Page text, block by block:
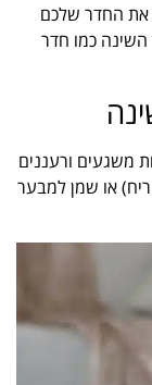
את החדר שלכם
השינה כמו חדר
משגעים ורעננים
ריח) או שמן למבער